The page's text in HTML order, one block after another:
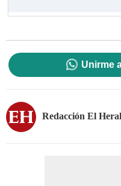
Unirme
Redacción El